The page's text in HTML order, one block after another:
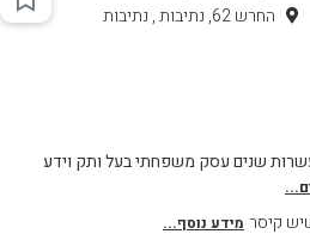
החרש 62, נתיבות , נתיבות
שנים עסק משפחתי בעל ותק וידע
קיסר מידע נוסף...